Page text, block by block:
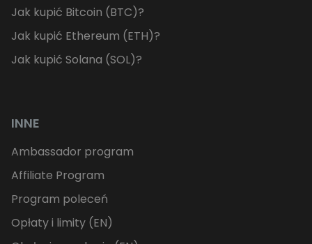
Jak kupić Bitcoin (BTC)?
Jak kupić Ethereum (ETH)?
Jak kupić Solana (SOL)?
INNE
Ambassador program
Affiliate Program
Program poleceń
Opłaty i limity (EN)